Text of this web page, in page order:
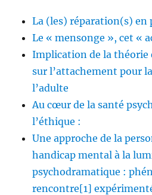
La (les) réparation(s) en
Le « mensonge », cet «
Implication de la théorie
sur l’attachement pour
l’adulte
Au cœur de la santé
l’éthique :
Une approche de la
handicap mental à la
psychodramatique :
rencontre[1]